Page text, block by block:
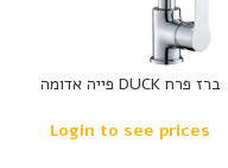
ברז פרח DUCK פייה אדומה
Login to see prices